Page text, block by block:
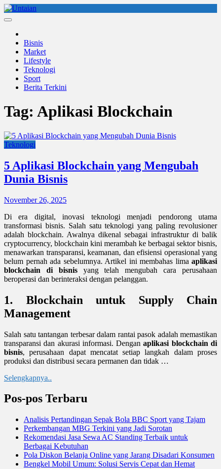
Skip
to
Bisnis
Market
Lifestyle
Teknologi
Sport
Berita Terkini
Tag: Aplikasi Blockchain
Teknologi
5 Aplikasi Blockchain yang Mengubah
Dunia Bisnis
November 26, 2025
Di era digital, inovasi teknologi menjadi pendorong utama
transformasi bisnis. Salah satu teknologi yang paling revolusioner
adalah blockchain. Awalnya dikenal sebagai infrastruktur di balik
cryptocurrency, blockchain kini merambah ke berbagai sektor bisnis,
menawarkan transparansi, keamanan, dan efisiensi operasional yang
belum pernah ada sebelumnya. Artikel ini membahas lima aplikasi
blockchain di bisnisyang telah mengubah cara perusahaan
beroperasi dan berinteraksi dengan pelanggan.
1. Blockchain untuk Supply Chain
Management
Salah satu tantangan terbesar dalam rantai pasok adalah memastikan
transparansi dan akurasi informasi. Denganaplikasi blockchain di
bisnis, perusahaan dapat mencatat setiap langkah dalam proses
produksi dan distribusi secara permanen dan tidak …
Selengkapnya..
Pos-pos Terbaru
Analisis Pertandingan Sepak Bola BBC Sport yang Tajam
Perkembangan MBG Terkini yang Jadi Sorotan
Rekomendasi Jasa Sewa AC Standing Terbaik untuk
Berbagai Kebutuhan
Pola Diskon Belanja Online yang Jarang Disadari Konsumen
Bengkel Mobil Umum: Solusi Servis Cepat dan Hemat